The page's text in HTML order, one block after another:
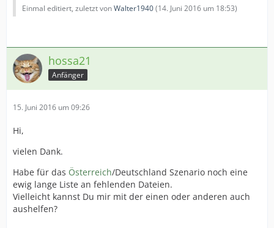
Einmal editiert, zuletzt vonWalter1940(14. Juni 2016 um 18:53)
hossa21
Anfänger
15. Juni 2016 um 09:26
Hi,
vielen Dank.
Habe für das Österreich/Deutschland Szenario noch eine
ewig lange Liste an fehlenden Dateien.
Vielleicht kannst Du mir mit der einen oder anderen auch
aushelfen?